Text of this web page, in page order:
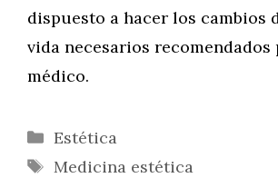
dispuesto a hacer los cambios
vida necesarios recomendados
médico.
Categorías
Estética
Etiquetas
Medicina estética